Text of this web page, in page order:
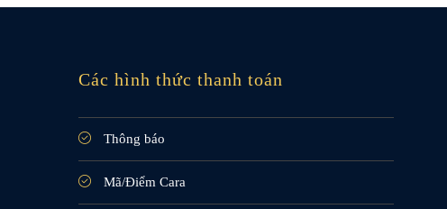
Các hình thức thanh toán
Thông báo
Mã/Điểm Cara